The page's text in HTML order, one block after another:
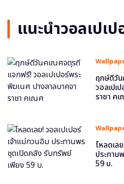
แนะนำวอลเปเป
ฤกษ์ดีวั
วอลเปเ
ราชา ค
โหลดเล
ประทาน
59 บ.